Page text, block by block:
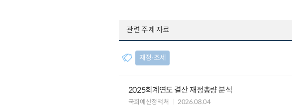
관련 주제 자료
재정∙조세
2025회계연도 결산 재정총량 분석
국회예산정책처 2026.08.04